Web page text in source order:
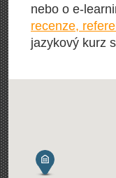
nebo o e-
recenze,
jazykový kurz